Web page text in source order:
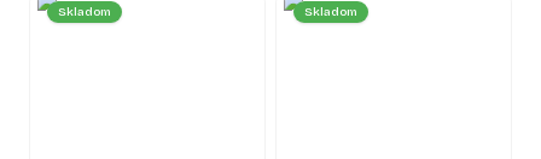
Skladom Skladom